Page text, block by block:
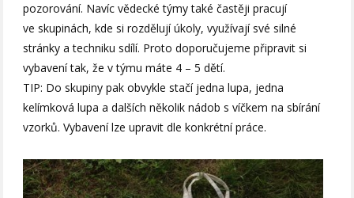
pozorování. Navíc vědecké týmy také častěji pracují
ve skupinách, kde si rozdělují úkoly, využívají své silné
stránky a techniku sdílí. Proto doporučujeme připravit si
vybavení tak, že v týmu máte 4 – 5 dětí.
TIP: Do skupiny pak obvykle stačí jedna lupa, jedna
kelímková lupa a dalších několik nádob s víčkem na sbírání
vzorků. Vybavení lze upravit dle konkrétní práce.